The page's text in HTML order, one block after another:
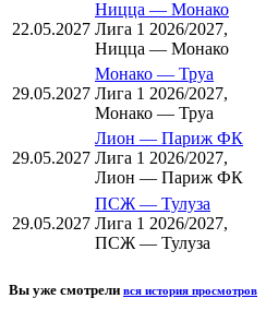
22.05.2027
Ницца — Монако
Лига 1 2026/2027,
Ницца — Монако
29.05.2027
Монако — Труа
Лига 1 2026/2027,
Монако — Труа
29.05.2027
Лион — Париж ФК
Лига 1 2026/2027,
Лион — Париж ФК
29.05.2027
ПСЖ — Тулуза
Лига 1 2026/2027,
ПСЖ — Тулуза
Вы уже смотрели вся история просмотров